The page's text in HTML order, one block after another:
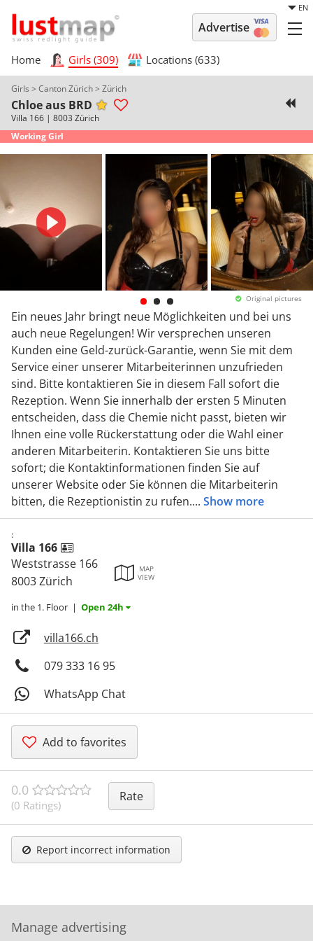
EN
Advertise
Home Girls (309) Locations (633)
Girls > Canton Zürich> Zürich
Chloe aus BRD
Villa 166 | 8003 Zürich
Working Girl
Original pictures
Ein neues Jahr bringt neue Möglichkeiten und bei uns
auch neue Regelungen! Wir versprechen unseren
Kunden eine Geld-zurück-Garantie, wenn Sie mit dem
Service einer unserer Mitarbeiterinnen unzufrieden
sind. Bitte kontaktieren Sie in diesem Fall sofort die
Rezeption. Wenn Sie innerhalb der ersten 5 Minuten
entscheiden, dass die Chemie nicht passt, bieten wir
Ihnen eine volle Rückerstattung oder die Wahl einer
anderen Mitarbeiterin. Kontaktieren Sie uns bitte
sofort; die Kontaktinformationen finden Sie auf
unserer Website oder Sie können die Mitarbeiterin
bitten, die Rezeptionistin zu rufen.... Show more
:
Villa 166
Weststrasse 166
8003 Zürich
MAP
VIEW
in the 1. Floor | Open 24h
villa166.ch
079 333 16 95
WhatsApp Chat
Add to favorites
0.0
(0 Ratings)
Rate
Report incorrect information
Manage advertising